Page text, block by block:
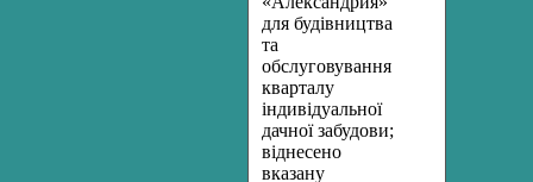
для будівництва
та
обслуговування
кварталу
індивідуальної
дачної забудови;
віднесено
вказану